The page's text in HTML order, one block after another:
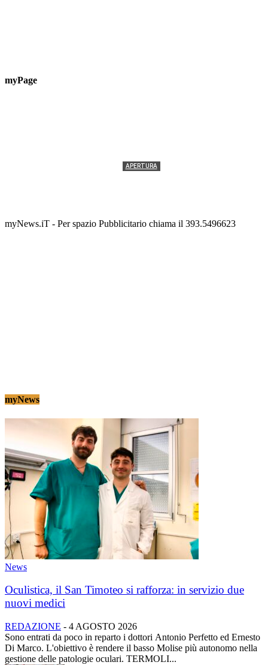
myPage
APERTURA
myNews.iT - Per spazio Pubblicitario chiama il 393.5496623
myNews
News
Oculistica, il San Timoteo si rafforza: in servizio due
nuovi medici
REDAZIONE - 4 AGOSTO 2026
Sono entrati da poco in reparto i dottori Antonio Perfetto ed Ernesto
Di Marco. L'obiettivo è rendere il basso Molise più autonomo nella
gestione delle patologie oculari. TERMOLI...